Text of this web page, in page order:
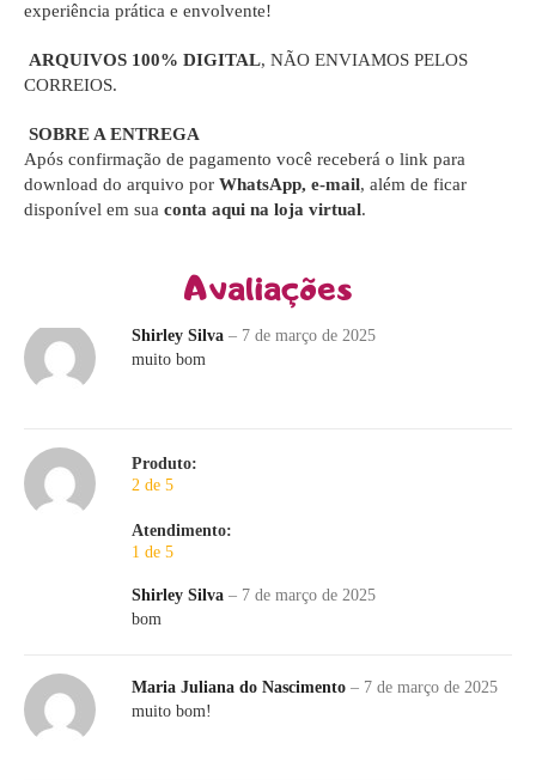
experiência prática e envolvente!
ARQUIVOS 100% DIGITAL, NÃO ENVIAMOS PELOS
CORREIOS.
SOBRE A ENTREGA
Após confirmação de pagamento você receberá o link para
download do arquivo por WhatsApp, e-mail, além de ficar
disponível em sua conta aqui na loja virtual.
Avaliações
Shirley Silva – 7 de março de 2025
muito bom
Produto:
2 de 5
Atendimento:
1 de 5
Shirley Silva – 7 de março de 2025
bom
Maria Juliana do Nascimento – 7 de março de 2025
muito bom!